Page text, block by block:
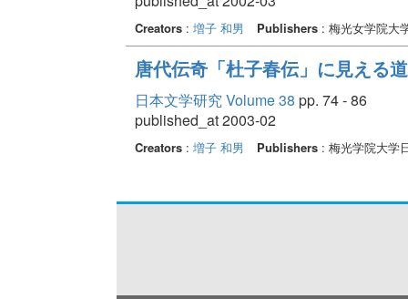
Creators: 増子 和男 Publishers: 梅光女学院大
唐代伝奇「杜子春伝」に見える
日本文学研究 Volume 38 pp. 74 - 86
published_at 2003-02
Creators: 増子 和男 Publishers: 梅光学院大学